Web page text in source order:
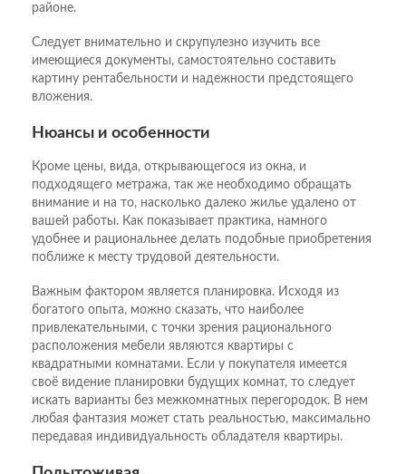
районе.
Следует внимательно и скрупулезно изучить все
имеющиеся документы, самостоятельно составить
картину рентабельности и надежности предстоящего
вложения.
Нюансы и особенности
Кроме цены, вида, открывающегося из окна, и
подходящего метража, так же необходимо обращать
внимание и на то, насколько далеко жилье удалено от
вашей работы. Как показывает практика, намного
удобнее и рациональнее делать подобные приобретения
поближе к месту трудовой деятельности.
Важным фактором является планировка. Исходя из
богатого опыта, можно сказать, что наиболее
привлекательными, с точки зрения рационального
расположения мебели являются квартиры с
квадратными комнатами. Если у покупателя имеется
своё видение планировки будущих комнат, то следует
искать варианты без межкомнатных перегородок. В нем
любая фантазия может стать реальностью, максимально
передавая индивидуальность обладателя квартиры.